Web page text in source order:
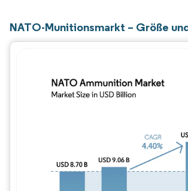
NATO-Munitionsmarkt – Größe